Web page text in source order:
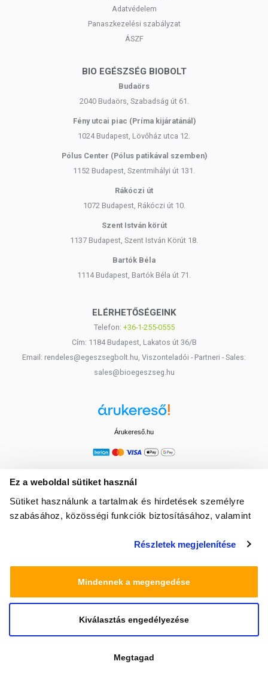
Ez a weboldal sütiket használ
Sütiket használunk a tartalmak és hirdetések személyre
szabásához, közösségi funkciók biztosításához, valamint
média-, hirdető- és elemező partnereinkkel megosztjuk az
amelyeket Ön adott meg számukra vagy az Ön által
használt más szolgáltatásokból gyűjtöttek.
Részletek megjelenítése
Mindennek a megengedése
Kiválasztás engedélyezése
Megtagad
Adatvédelem
Panaszkezelési szabályzat
ÁSZF
BIO EGÉSZSÉG BIOBOLT
Budaörs
2040 Budaörs, Szabadság út 61.
Fény utcai piac (Príma kijáratánál)
1024 Budapest, Lövőház utca 12.
Pólus Center (Pólus patikával szemben)
1152 Budapest, Szentmihályi út 131.
Rákóczi út
1072 Budapest, Rákóczi út 10.
Szent István körút
1137 Budapest, Szent István Körút 18.
Bartók Béla
1114 Budapest, Bartók Béla út 71.
ELÉRHETŐSÉGEINK
Telefon: +36-1-255-0555
Cím: 1184 Budapest, Lakatos út 36/B
Email: rendeles@egeszsegbolt.hu, Viszonteladói - Partneri - Sales:
sales@bioegeszseg.hu
Árukereső.hu